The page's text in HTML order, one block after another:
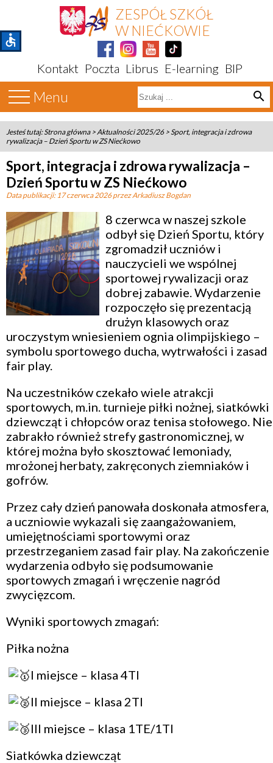
ZESPÓŁ SZKÓŁ
W NIEĆKOWIE
Kontakt Poczta Librus E-learning BIP
Menu search
Jesteś tutaj:Strona główna>Aktualności 2025/26> Sport, integracja i zdrowa
rywalizacja – Dzień Sportu w ZS Niećkowo
Sport, integracja i zdrowa rywalizacja –
Dzień Sportu w ZS Niećkowo
Data publikacji:17 czerwca 2026przez Arkadiusz Bogdan
8 czerwca w naszej szkole
odbył się Dzień Sportu, który
zgromadził uczniów i
nauczycieli we wspólnej
sportowej rywalizacji oraz
dobrej zabawie. Wydarzenie
rozpoczęło się prezentacją
drużyn klasowych oraz
uroczystym wniesieniem ognia olimpijskiego –
symbolu sportowego ducha, wytrwałości i zasad
fair play.
Na uczestników czekało wiele atrakcji
sportowych, m.in. turnieje piłki nożnej, siatkówki
dziewcząt i chłopców oraz tenisa stołowego. Nie
zabrakło również strefy gastronomicznej, w
której można było skosztować lemoniady,
mrożonej herbaty, zakręconych ziemniaków i
gofrów.
Przez cały dzień panowała doskonała atmosfera,
a uczniowie wykazali się zaangażowaniem,
umiejętnościami sportowymi oraz
przestrzeganiem zasad fair play. Na zakończenie
wydarzenia odbyło się podsumowanie
sportowych zmagań i wręczenie nagród
zwycięzcom.
Wyniki sportowych zmagań:
Piłka nożna
I miejsce – klasa 4TI
II miejsce – klasa 2TI
III miejsce – klasa 1TE/1TI
Siatkówka dziewcząt
accessible